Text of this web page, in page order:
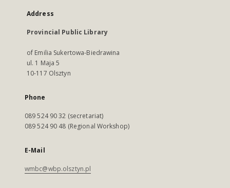
Address
Provincial Public Library
of Emilia Sukertowa-Biedrawina
ul. 1 Maja 5
10-117 Olsztyn
Phone
089 524 90 32 (secretariat)
089 524 90 48 (Regional Workshop)
E-Mail
wmbc@wbp.olsztyn.pl